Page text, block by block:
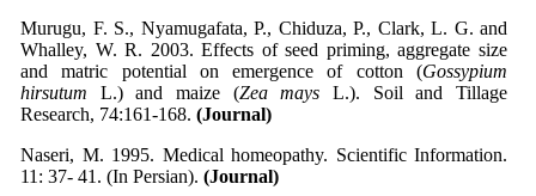
Murugu, F. S., Nyamugafata, P., Chiduza, P., Clark, L. G. and
Whalley, W. R. 2003. Effects of seed priming, aggregate size
and matric potential on emergence of cotton (Gossypium
hirsutum L.) and maize (Zea maysL.). Soil and Tillage
Research, 74:161-168. (Journal)
Naseri, M. 1995. Medical homeopathy. Scientific Information.
11: 37- 41. (In Persian). (Journal)